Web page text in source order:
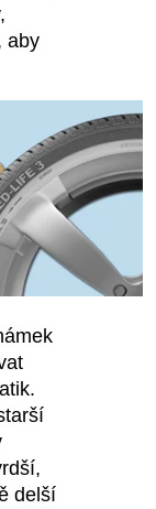
aby
delší